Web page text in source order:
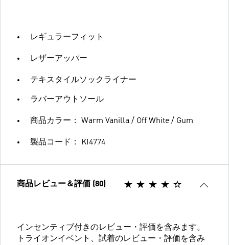
レギュラーフィット
レザーアッパー
テキスタイルソックライナー
ラバーアウトソール
商品カラー： Warm Vanilla / Off White / Gum
製品コード： KI4774
商品レビュー＆評価 (80)
インセンティブ付きのレビュー・評価を含みます。
トライオンイベント、試着のレビュー・評価を含み